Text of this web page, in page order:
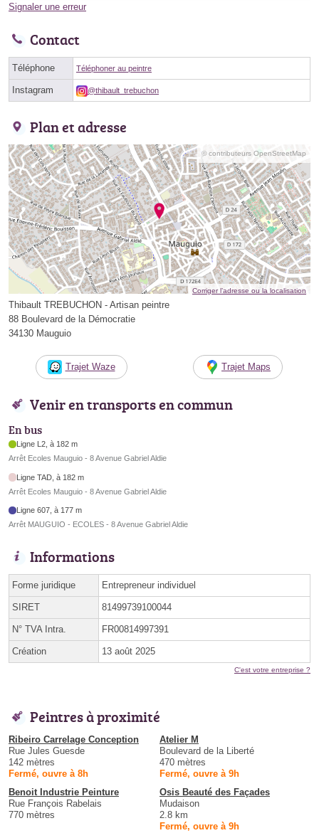
Signaler une erreur
Contact
Téléphone Téléphoner au peintre
Instagram @thibault_trebuchon
Plan et adresse
© contributeurs OpenStreetMap
Corriger l’adresse ou la localisation
Thibault TREBUCHON - Artisan peintre
88 Boulevard de la Démocratie
34130 Mauguio
Trajet Waze Trajet Maps
Venir en transports en commun
En bus
Ligne L2, à 182 m
Arrêt Ecoles Mauguio - 8 Avenue Gabriel Aldie
Ligne TAD, à 182 m
Arrêt Ecoles Mauguio - 8 Avenue Gabriel Aldie
Ligne 607, à 177 m
Arrêt MAUGUIO - ECOLES - 8 Avenue Gabriel Aldie
Informations
Forme juridique Entrepreneur individuel
SIRET 81499739100044
N° TVA Intra. FR00814997391
Création 13 août 2025
C'est votre entreprise ?
Peintres à proximité
Ribeiro Carrelage Conception
Rue Jules Guesde
142 mètres
Fermé, ouvre à 8h
Atelier M
Boulevard de la Liberté
470 mètres
Fermé, ouvre à 9h
Benoit Industrie Peinture
Rue François Rabelais
770 mètres
Osis Beauté des Façades
Mudaison
2.8 km
Fermé, ouvre à 9h